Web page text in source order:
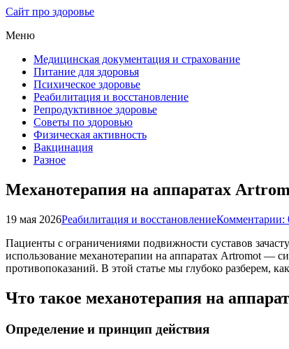
Сайт про здоровье
Меню
Медицинская документация и страхование
Питание для здоровья
Психическое здоровье
Реабилитация и восстановление
Репродуктивное здоровье
Советы по здоровью
Физическая активность
Вакцинация
Разное
Механотерапия на аппаратах
19 мая 2026Реабилитация и восстановлениеКомментарии:
Пациенты с ограничениями подвижности суставов
использование механотерапии на аппаратах Artromot —
противопоказаний. В этой статье мы глубоко разберем,
Что такое механотерапия на
Определение и принцип действия